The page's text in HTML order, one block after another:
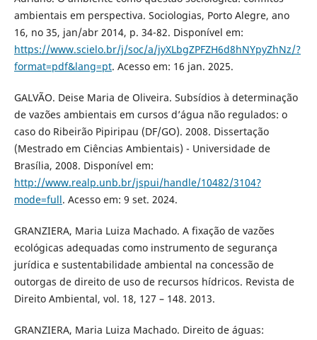
ambientais em perspectiva. Sociologias, Porto Alegre, ano
16, no 35, jan/abr 2014, p. 34-82. Disponível em:
https://www.scielo.br/j/soc/a/jyXLbgZPFZH6d8hNYpyZhNz/?
format=pdf&lang=pt. Acesso em: 16 jan. 2025.
GALVÃO. Deise Maria de Oliveira. Subsídios à determinação
de vazões ambientais em cursos d’água não regulados: o
caso do Ribeirão Pipiripau (DF/GO). 2008. Dissertação
(Mestrado em Ciências Ambientais) - Universidade de
Brasília, 2008. Disponível em:
http://www.realp.unb.br/jspui/handle/10482/3104?
mode=full. Acesso em: 9 set. 2024.
GRANZIERA, Maria Luiza Machado. A fixação de vazões
ecológicas adequadas como instrumento de segurança
jurídica e sustentabilidade ambiental na concessão de
outorgas de direito de uso de recursos hídricos. Revista de
Direito Ambiental, vol. 18, 127 – 148. 2013.
GRANZIERA, Maria Luiza Machado. Direito de águas: